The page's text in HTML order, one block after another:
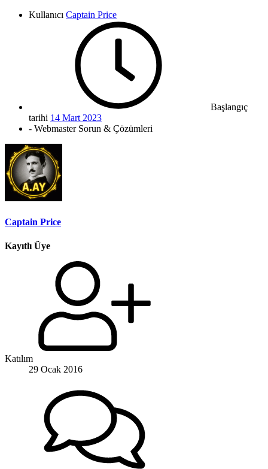
Kullanıcı Captain Price
Başlangıç
tarihi 14 Mart 2023
- Webmaster Sorun & Çözümleri
Captain Price
Kayıtlı Üye
Katılım
29 Ocak 2016